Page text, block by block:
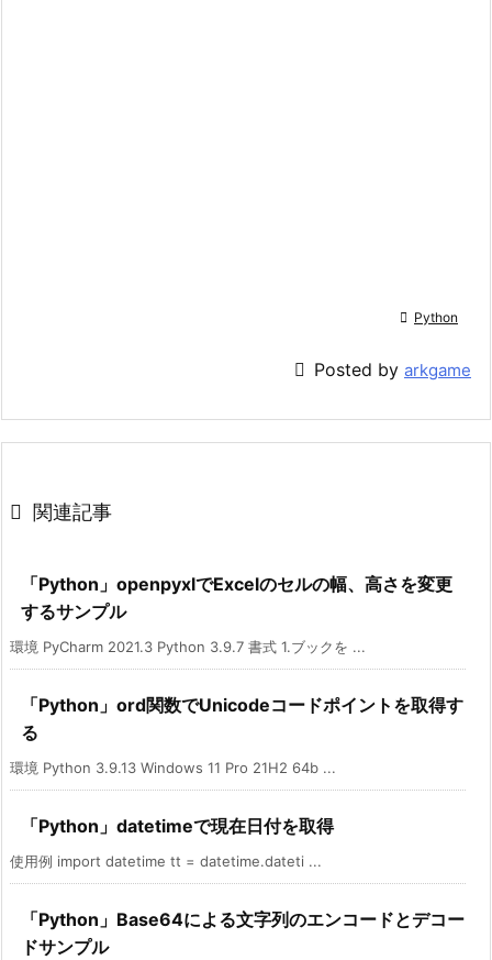
 Python
 Posted by arkgame
 関連記事
「Python」openpyxlでExcelのセルの幅、高さを変更
するサンプル
環境 PyCharm 2021.3 Python 3.9.7 書式 1.ブックを ...
「Python」ord関数でUnicodeコードポイントを取得す
る
環境 Python 3.9.13 Windows 11 Pro 21H2 64b ...
「Python」datetimeで現在日付を取得
使用例 import datetime tt = datetime.dateti ...
「Python」Base64による文字列のエンコードとデコー
ドサンプル